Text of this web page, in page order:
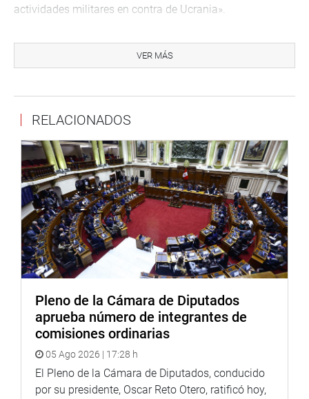
actividades militares en contra de Ucrania».
conflictos pueden solucionarse de forma democráticas,
diplomáticas y pacíficas sin violar los derechos
nuestro apoyo y solidaridad en estos momentos de
OFICINA DE COMUNICACIONES
VER MÁS
RELACIONADOS
Pleno de la Cámara de Diputados
aprueba número de integrantes de
comisiones ordinarias
05 Ago 2026 | 17:28 h
El Pleno de la Cámara de Diputados, conducido
por su presidente, Oscar Reto Otero, ratificó hoy,